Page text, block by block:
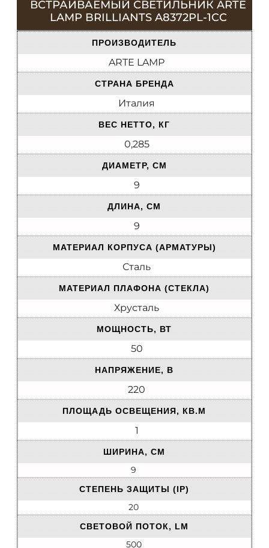
ВСТРАИВАЕМЫЙ СВЕТИЛЬНИК ARTE
LAMP BRILLIANTS A8372PL-1CC
ПРОИЗВОДИТЕЛЬ
ARTE LAMP
СТРАНА БРЕНДА
Италия
ВЕС НЕТТО, КГ
0,285
ДИАМЕТР, СМ
9
ДЛИНА, СМ
9
МАТЕРИАЛ КОРПУСА (АРМАТУРЫ)
Сталь
МАТЕРИАЛ ПЛАФОНА (СТЕКЛА)
Хрусталь
МОЩНОСТЬ, ВТ
50
НАПРЯЖЕНИЕ, В
220
ПЛОЩАДЬ ОСВЕЩЕНИЯ, КВ.М
1
ШИРИНА, СМ
9
СТЕПЕНЬ ЗАЩИТЫ (IP)
20
СВЕТОВОЙ ПОТОК, LM
500